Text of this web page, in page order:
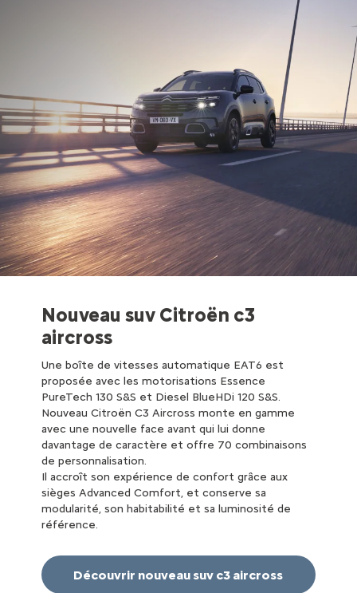
Nouveau suv Citroën c3
aircross
Une boîte de vitesses automatique EAT6 est
proposée avec les motorisations Essence
PureTech 130 S&S et Diesel BlueHDi 120 S&S.
Nouveau Citroën C3 Aircross monte en gamme
avec une nouvelle face avant qui lui donne
davantage de caractère et offre 70 combinaisons
de personnalisation.
Il accroît son expérience de confort grâce aux
sièges Advanced Comfort, et conserve sa
modularité, son habitabilité et sa luminosité de
référence.
Découvrir nouveau suv c3 aircross